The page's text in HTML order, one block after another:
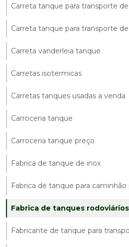
Carreta tanque para transporte
Carreta tanque para transporte
Carreta vanderleia tanque
Carretas isotermicas
Carretas tanques usadas a venda
Carroceria tanque
Carroceria tanque preço
Fabrica de tanque de inox
Fabrica de tanque para caminhão
Fabrica de tanques rodoviários
Fabricante de tanque para